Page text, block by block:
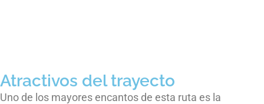
Atractivos del trayecto
Uno de los mayores encantos de esta ruta es la